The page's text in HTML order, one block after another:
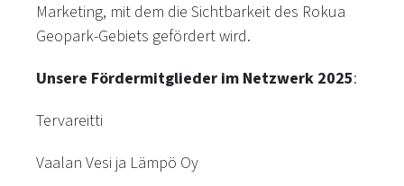
Marketing, mit dem die Sichtbarkeit des Rokua
Geopark-Gebiets gefördert wird.
Unsere Fördermitglieder im Netzwerk 2025:
Tervareitti
Vaalan Vesi ja Lämpö Oy